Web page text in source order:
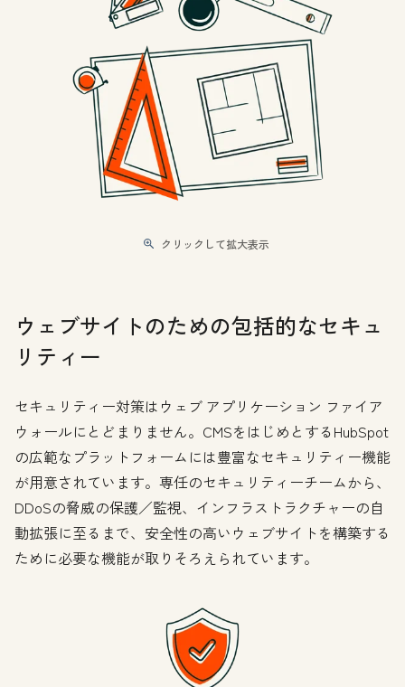
クリックして拡大表示
ウェブサイトのための包括的なセキュ
リティー
セキュリティー対策はウェブ アプリケーション ファイア
ウォールにとどまりません。CMSをはじめとするHubSpot
の広範なプラットフォームには豊富なセキュリティー機能
が用意されています。専任のセキュリティーチームから、
DDoSの脅威の保護／監視、インフラストラクチャーの自
動拡張に至るまで、安全性の高いウェブサイトを構築する
ために必要な機能が取りそろえられています。